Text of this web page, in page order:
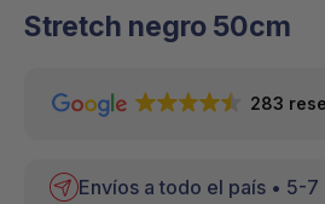
Stretch negro 50cm
283
Envíos a todo el país • 5-